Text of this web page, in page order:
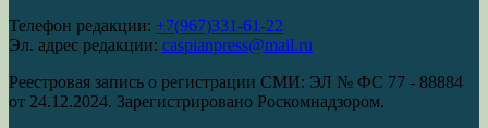
Телефон редакции: +7(967)331-61-22
Эл. адрес редакции: caspianpress@mail.ru
Реестровая запись о регистрации СМИ: ЭЛ № ФС 77 - 88884
от 24.12.2024. Зарегистрировано Роскомнадзором.